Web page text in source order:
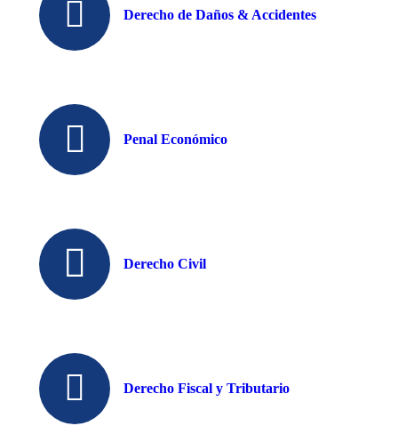
Derecho de Daños & Accidentes
Penal Económico
Derecho Civil
Derecho Fiscal y Tributario